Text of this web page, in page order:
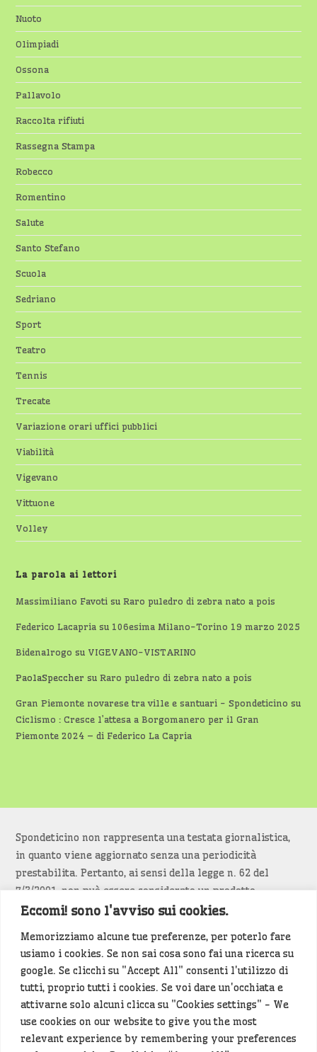
Eccomi! sono l'avviso sui cookies.
Memorizziamo alcune tue preferenze, per poterlo fare
usiamo i cookies. Se non sai cosa sono fai una ricerca su
google. Se clicchi su "Accept All" consenti l'utilizzo di
tutti, proprio tutti i cookies. Se voi dare un'occhiata e
attivarne solo alcuni clicca su "Cookies settings" - We
use cookies on our website to give you the most
relevant experience by remembering your preferences
Nuoto
Olimpiadi
Ossona
Pallavolo
Raccolta rifiuti
Rassegna Stampa
Robecco
Romentino
Salute
Santo Stefano
Scuola
Sedriano
Sport
Teatro
Tennis
Trecate
Variazione orari uffici pubblici
Viabilità
Vigevano
Vittuone
Volley
La parola ai lettori
Massimiliano Favoti suRaro puledro di zebra nato a pois
Federico Lacapria su 106esima Milano-Torino 19 marzo 2025
Bidenalrogo su VIGEVANO-VISTARINO
PaolaSpeccher suRaro puledro di zebra nato a pois
Gran Piemonte novarese tra ville e santuari - Spondeticino su
Ciclismo : Cresce l’attesa a Borgomanero per il Gran
Piemonte 2024 – di Federico La Capria
Spondeticino non rappresenta una testata giornalistica,
in quanto viene aggiornato senza una periodicità
prestabilita. Pertanto, ai sensi della legge n. 62 del
7/3/2001, non può essere considerato un prodotto
editoriale.
Siamo attenti a non violare copyright e diritti
d’immagine. Se un contenuto è di tua proprietà e vuoi
richiederne la rimozionediccelo(<- clicca per inviarci un
messaggio).
Alcuni articoli sono generati in bozza rielaborando, con
l'intelligenza artificiale generativa, contenuti